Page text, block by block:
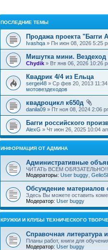
ПОСЛЕДНИЕ ТЕМЫ
Продажа проекта "Багги
Ivashqa » Пн июн 08, 2026 5:25
Мишутка мини. Вездеход
Chydik » Вт янв 06, 2026 10:26
Квадрик 4/4 из Ельца
sergei48 » Ср фев 20, 2013
мотовездеходов
квадроцикл к650д
danila09 » Пт ноя 08, 2024 2:06
Багги российского
AlexG » Чт июн 26, 2025 10:04
ИНФОРМАЦИЯ ОТ АДМИНА
Административные
ЧИТАТЬ ВСЕМ
Модераторы: User buggy
Обсуждение материалов
Здесь Вы можете оставить
Модератор: User buggy
КРУЖКИ И КЛУБЫ ТЕХНИЧЕСКОГО
Справочная литература
Планы работ, книги для
Модератор: User buggy